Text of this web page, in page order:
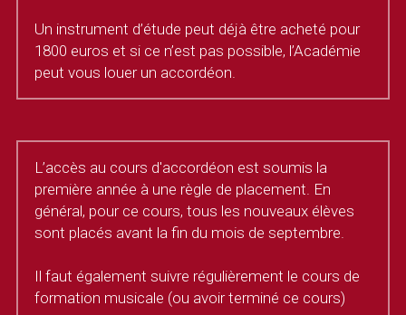
Un instrument d’étude peut déjà être acheté pour
1800 euros et si ce n’est pas possible, l’Académie
peut vous louer un accordéon.
L’accès au cours d'accordéon est soumis la
première année à une règle de placement. En
général, pour ce cours, tous les nouveaux élèves
sont placés avant la fin du mois de septembre.
Il faut également suivre régulièrement le cours de
formation musicale (ou avoir terminé ce cours)